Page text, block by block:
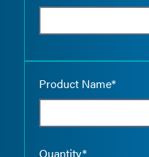
Product Name*
Quantity*